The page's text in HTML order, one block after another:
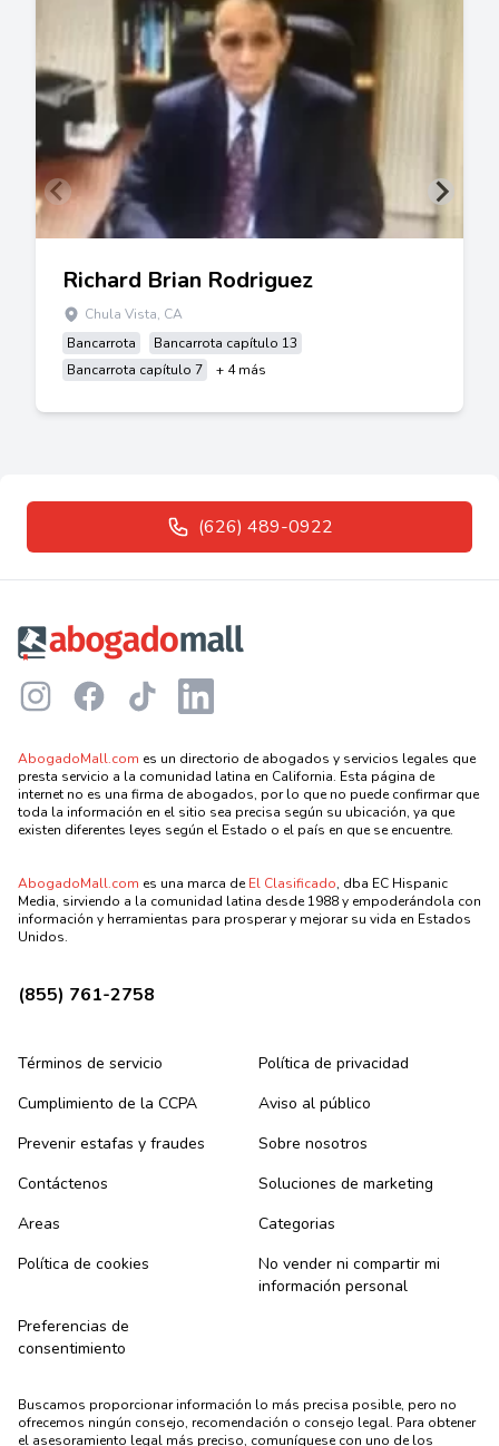
Richard Brian Rodriguez
Chula Vista, CA
Bancarrota
Bancarrota capítulo 13
Bancarrota capítulo 7
+ 4 más
(626) 489-0922
InstagramFacebookTikTok LinkedIn
AbogadoMall.com es un directorio de abogados y servicios legales que
presta servicio a la comunidad latina en California. Esta página de
internet no es una firma de abogados, por lo que no puede confirmar que
toda la información en el sitio sea precisa según su ubicación, ya que
existen diferentes leyes según el Estado o el país en que se encuentre.
AbogadoMall.com es una marca deEl Clasificado, dba EC Hispanic
Media, sirviendo a la comunidad latina desde 1988 y empoderándola con
información y herramientas para prosperar y mejorar su vida en Estados
Unidos.
(855) 761-2758
Términos de servicio
Política de privacidad
Cumplimiento de la CCPA
Aviso al público
Prevenir estafas y fraudes
Sobre nosotros
Contáctenos
Soluciones de marketing
Areas
Categorias
Política de cookies
No vender ni compartir mi
información personal
Preferencias de
consentimiento
Buscamos proporcionar información lo más precisa posible, pero no
ofrecemos ningún consejo, recomendación o consejo legal. Para obtener
el asesoramiento legal más preciso, comuníquese con uno de los